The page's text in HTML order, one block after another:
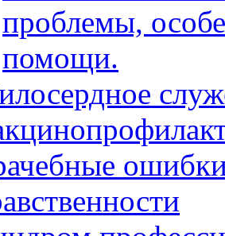
проблемы,
помощи.
ошибки